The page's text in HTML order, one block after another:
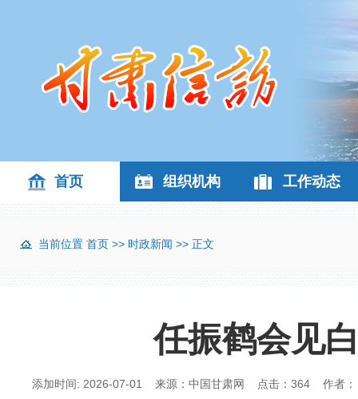
首页 组织机构 工作动态
当前位置 首页 >> 时政新闻 >> 正文
任振鹤会见
添加时间: 2026-07-01 来源：中国甘肃网 点击： 364 作者：